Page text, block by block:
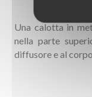
Una calotta in
nella parte
diffusore e al